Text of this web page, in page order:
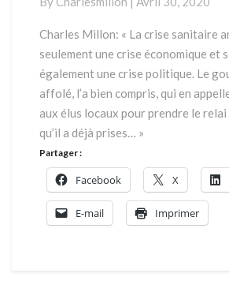
est
caduc
Charles Millon: « La crise sanitaire
seulement une crise économique et
également une crise politique. Le
affolé, l’a bien compris, qui en
aux élus locaux pour prendre le relai
qu’il a déjà prises… »
Partager :
Facebook X
E-mail Imprimer